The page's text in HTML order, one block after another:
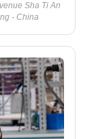
Sha Ti An
- China